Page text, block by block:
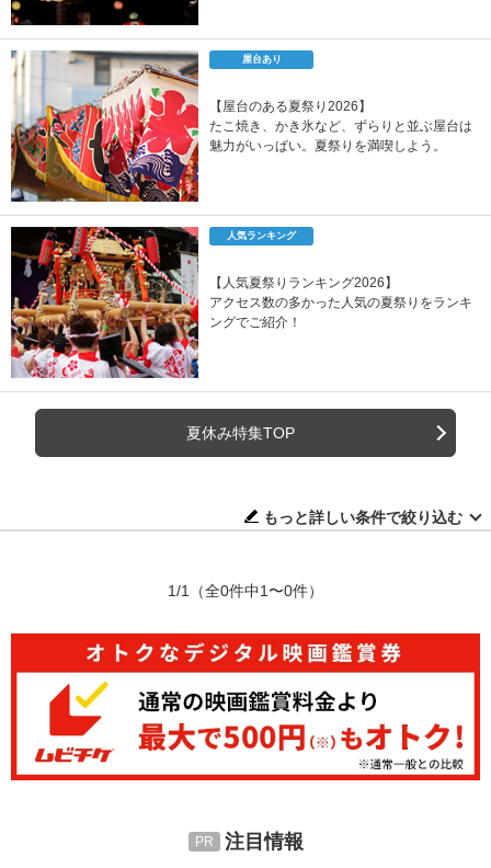
屋台あり
【屋台のある夏祭り2026】
たこ焼き、かき氷など、ずらりと並ぶ屋台は
魅力がいっぱい。夏祭りを満喫しよう。
人気ランキング
【人気夏祭りランキング2026】
アクセス数の多かった人気の夏祭りをランキ
ングでご紹介！
夏休み特集TOP
もっと詳しい条件で絞り込む
1/1 （全0件中1〜0件）
注目情報